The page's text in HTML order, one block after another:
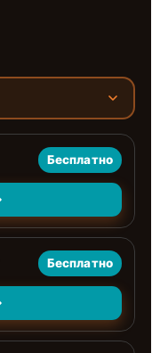
Бесплатно
Бесплатно